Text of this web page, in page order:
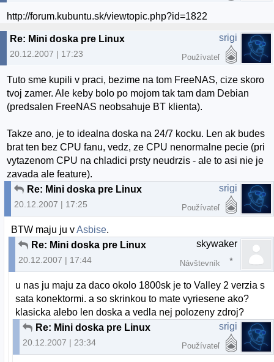
http://forum.kubuntu.sk/viewtopic.php?id=1822
Re: Mini doska pre Linux
20.12.2007 | 17:23
srigi
Používateľ
Tuto sme kupili v praci, bezime na tom FreeNAS, cize skoro
tvoj zamer. Ale keby bolo po mojom tak tam dam Debian
(predsalen FreeNAS neobsahuje BT klienta).
Takze ano, je to idealna doska na 24/7 kocku. Len ak budes
brat ten bez CPU fanu, vedz, ze CPU nenormalne pecie (pri
vytazenom CPU na chladici prsty neudrzis - ale to asi nie je
zavada ale feature).
Re: Mini doska pre Linux
20.12.2007 | 17:25
srigi
Používateľ
BTW maju ju vAsbise.
Re: Mini doska pre Linux
20.12.2007 | 17:44
skywaker
Návštevník
u nas ju maju za daco okolo 1800sk je to Valley 2 verzia s
sata konektormi. a so skrinkou to mate vyriesene ako?
klasicka alebo len doska a vedla nej polozeny zdroj?
Re: Mini doska pre Linux
20.12.2007 | 23:34
srigi
Používateľ